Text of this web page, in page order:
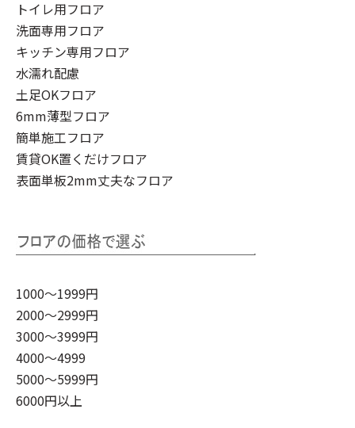
トイレ用フロア
洗面専用フロア
キッチン専用フロア
水濡れ配慮
土足OKフロア
6mm薄型フロア
簡単施工フロア
賃貸OK置くだけフロア
表面単板2mm丈夫なフロア
1000～1999円
2000～2999円
3000～3999円
4000～4999
5000～5999円
6000円以上